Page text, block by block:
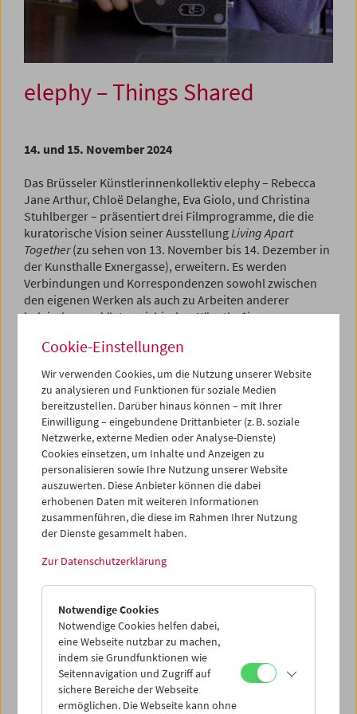
elephy – Things Shared
14. und 15. November 2024
Das Brüsseler Künstlerinnenkollektiv elephy – Rebecca
Jane Arthur, Chloë Delanghe, Eva Giolo, und Christina
Stuhlberger – präsentiert drei Filmprogramme, die die
kuratorische Vision seiner AusstellungLiving Apart
Together(zu sehen von 13. November bis 14. Dezember in
der Kunsthalle Exnergasse), erweitern. Es werden
Verbindungen und Korrespondenzen sowohl zwischen
den eigenen Werken als auch zu Arbeiten anderer
belgischer und österreichischer Künstler*innen
aufeinander und es entsteht ein Dialog zwischen den
Filmen.
Manche Arbeiten haben etwas Provisorisches an sich. Die
Technik surrt, als würde sie sich für den zukünftigen
Gebrauch aufwärmen. Eine weiße Leinwand ist zwischen
kalifornischen Bäumen aufgespannt, vielleicht als
Vorschlag zur Imagination. Verschiedene
Produktionsweisen (filmisch, fruchtbar, milchig) reimen
sich (oder auch nicht) in einer taktilen Montage.
Woanders schläft ein Körper überall dort, wo es
zitroniges Licht gibt.
Einige Werke haben einen gedämpften Grauton, eine
Abstufung von Schneeweiß, geschmolzen und zu
etwas Elementarem und dort zu etwas Mineralischem. (Es
beginnt zu verknöchern.) Grau beschreibt auch die
Straßen der Städte. Die Wolkenkratzer in New York
werden zum Schauplatz von überraschendem
Rot/Grün/Blau. Hier in Wien werden vergleichbare
Hochhausstrukturen zerknittert und kritisiert.
Cookie-Einstellungen
Wir verwenden Cookies, um die Nutzung unserer Website
zu analysieren und Funktionen für soziale Medien
bereitzustellen. Darüber hinaus können – mit Ihrer
Einwilligung – eingebundene Drittanbieter (z. B. soziale
Netzwerke, externe Medien oder Analyse-Dienste)
Cookies einsetzen, um Inhalte und Anzeigen zu
personalisieren sowie Ihre Nutzung unserer Website
auszuwerten. Diese Anbieter können die dabei
erhobenen Daten mit weiteren Informationen
zusammenführen, die diese im Rahmen Ihrer Nutzung
der Dienste gesammelt haben.
Zur Datenschutzerklärung
Notwendige Cookies
Notwendige Cookies helfen dabei,
eine Webseite nutzbar zu machen,
indem sie Grundfunktionen wie
Seitennavigation und Zugriff auf
sichere Bereiche der Webseite
ermöglichen. Die Webseite kann ohne